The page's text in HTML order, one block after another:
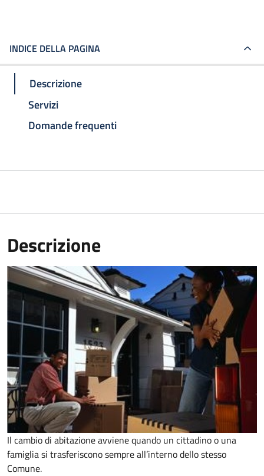
INDICE DELLA PAGINA
Descrizione
Servizi
Domande frequenti
Descrizione
Il cambio di abitazione avviene quando un cittadino o una
famiglia si trasferiscono sempre all’interno dello stesso
Comune.